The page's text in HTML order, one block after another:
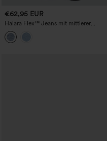
€62,95 EUR
Halara Flex™ Jeans mit mittlerer
Bundhöhe, aufgekrempeltem Saum,
lässigem Barrel-Leg und Taschen